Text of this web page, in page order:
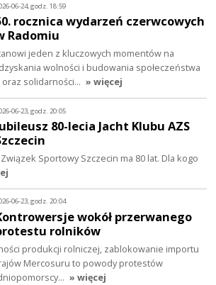
06-24, godz. 18:59
rocznica wydarzeń czerwcowych
Radomiu
jeden z kluczowych momentów na
wolności i budowania społeczeństwa
solidarności… » więcej
06-23, godz. 20:05
80-lecia Jacht Klubu AZS
Sportowy Szczecin ma 80 lat. Dla kogo
06-23, godz. 20:04
wokół przerwanego
rolników
produkcji rolniczej, zablokowanie importu
Mercosuru to powody protestów
» więcej